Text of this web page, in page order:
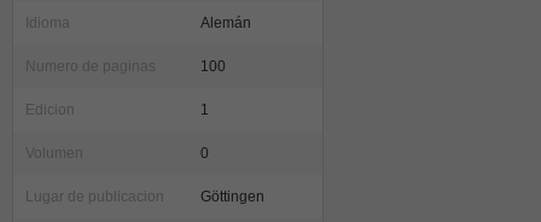
Idioma Alemán
Numero de paginas 100
Edicion 1
Volumen 0
Lugar de publicacion Göttingen